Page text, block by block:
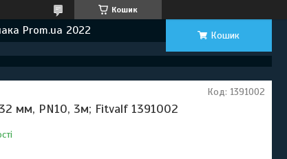
Кошик
Prom.ua 2022 Кошик
мм, PN10, 3м; Fitvalf 1391002
Код: 1391002